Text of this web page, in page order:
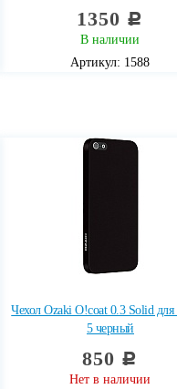
1350 c
В наличии
Артикул: 1588
Чехол Ozaki O!coat 0.3 Solid для
5 черный
850 c
Нет в наличии